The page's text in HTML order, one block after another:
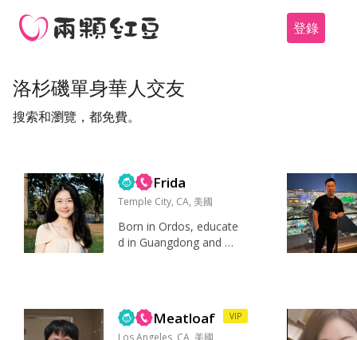
登錄
洛杉磯單身華人交友
搜索和瀏覽，都免費。
Frida
Temple City, CA, 美國
Born in Ordos, educate
d in Guangdong and Xi
o Los Angeles last year
to start a new chapter.
Meatloaf VIP
Los Angeles, CA, 美國